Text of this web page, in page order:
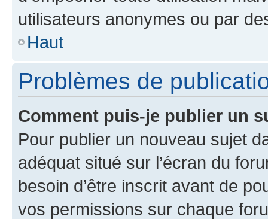
utilisateurs anonymes ou par
Haut
Problèmes de
Comment puis-je publier un
Pour publier un nouveau sujet
adéquat situé sur l’écran du
besoin d’être inscrit avant de
vos permissions sur chaque